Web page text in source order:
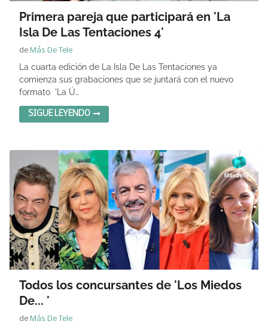
Primera pareja que participará en 'La
Isla De Las Tentaciones 4'
de Más De Tele
La cuarta edición de La Isla De Las Tentaciones ya
comienza sus grabaciones que se juntará con el nuevo
formato 'La Ú…
SIGUE LEYENDO
Todos los concursantes de 'Los Miedos
De... '
de Más De Tele